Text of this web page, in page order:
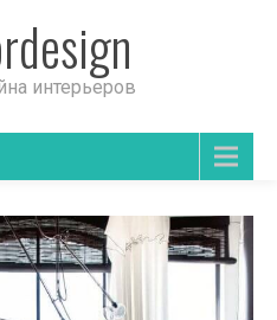
интерьеров